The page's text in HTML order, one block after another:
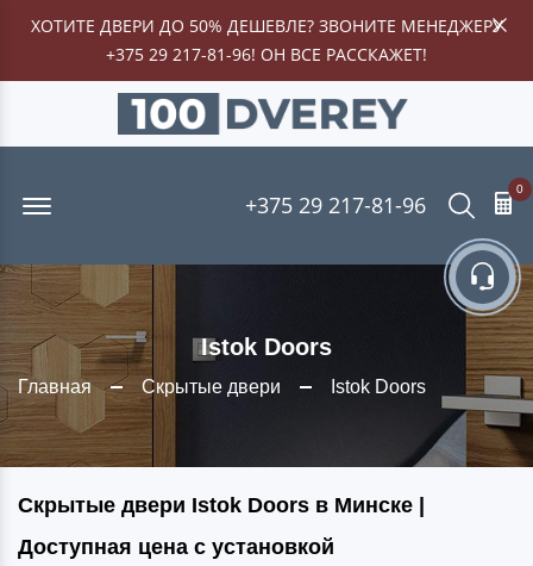
ХОТИТЕ ДВЕРИ ДО 50% ДЕШЕВЛЕ? ЗВОНИТЕ МЕНЕДЖЕРУ
+375 29 217-81-96! ОН ВСЕ РАССКАЖЕТ!
+375 29 217-81-96 Поиск
0
Istok Doors
Главная Скрытые двери Istok Doors
Скрытые двери Istok Doors в Минске |
Доступная цена с установкой